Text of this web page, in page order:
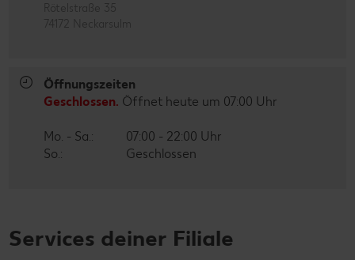
Rötelstraße 35
74172 Neckarsulm
Öffnungszeiten
Geschlossen. Öffnet heute um 07:00 Uhr
Mo. - Sa.:
07:00 - 22:00 Uhr
So.:
Geschlossen
Services deiner Filiale